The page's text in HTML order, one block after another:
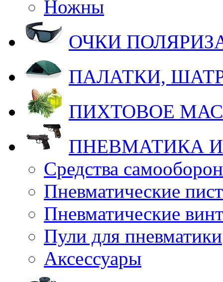
Ножны
ОЧКИ
ПАЛАТКИ,
ПИХТОВОЕ
ПНЕВМАТИКА
Средства
Пневматические
Пневматические
Пули для пневматики
Аксессуары